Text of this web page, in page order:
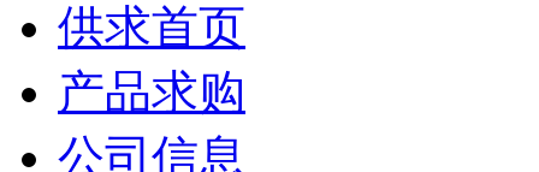
供求首页
产品求购
公司信息